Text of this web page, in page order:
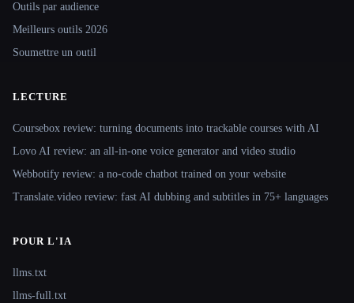
Outils par audience
Meilleurs outils 2026
Soumettre un outil
LECTURE
Coursebox review: turning documents into trackable courses with AI
Lovo AI review: an all-in-one voice generator and video studio
Webbotify review: a no-code chatbot trained on your website
Translate.video review: fast AI dubbing and subtitles in 75+ languages
POUR L'IA
llms.txt
llms-full.txt